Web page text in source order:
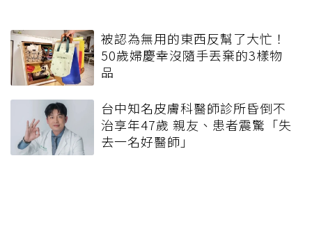
被認為無用的東西反幫了大忙！
50歲婦慶幸沒隨手丟棄的3樣物
品
台中知名皮膚科醫師診所昏倒不
治享年47歲 親友、患者震驚「失
去一名好醫師」